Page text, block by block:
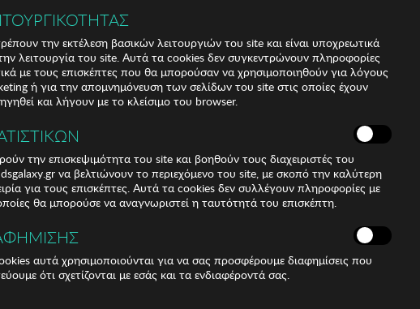
παραγγελία
την εκτέλεση βασικών λειτουργιών του site και είναι υποχρεωτικά
λειτουργία του site. Αυτά τα cookies δεν συγκεντρώνουν πληροφορίες
με τους επισκέπτες που θα μπορούσαν να χρησιμοποιηθούν για λόγους
ή για την απομνημόνευση των σελίδων του site στις οποίες έχουν
και λήγουν με το κλείσιμο του browser.
την επισκεψιμότητα του site και βοηθούν τους διαχειριστές του
να βελτιώνουν το περιεχόμενο του site, με σκοπό την καλύτερη
για τους επισκέπτες. Αυτά τα cookies δεν συλλέγουν πληροφορίες με
θα μπορούσε να αναγνωριστεί η ταυτότητά του επισκέπτη.
αυτά χρησιμοποιούνται για να σας προσφέρουμε διαφημίσεις που
ότι σχετίζονται με εσάς και τα ενδιαφέροντά σας.